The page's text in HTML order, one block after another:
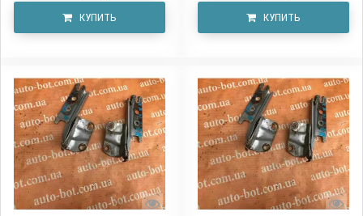
КУПИТЬ КУПИТЬ